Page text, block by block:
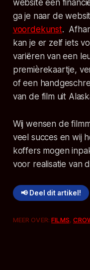
website een
ga je naar de
voordekunst.
kan je er zelf iets
variëren van een
premièrekaartje,
of een
van de film uit
Wij wensen de
veel succes en wij
koffers mogen
voor realisatie van
📢 Deel dit artikel!
MEER OVER:FILMS,